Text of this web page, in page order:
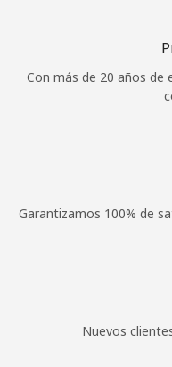
Al abrir una cuenta en
Términos y
Inicia
Con más de 20 años de
Garantizamos 100% de
Nuevos